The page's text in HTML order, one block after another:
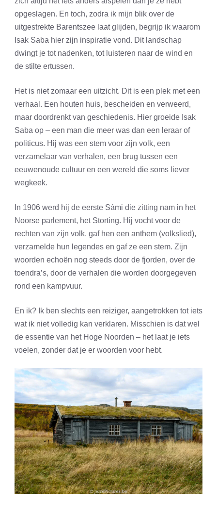
opgeslagen. En toch, zodra ik mijn blik over de
uitgestrekte Barentszee laat glijden, begrijp ik waarom
Isak Saba hier zijn inspiratie vond. Dit landschap
dwingt je tot nadenken, tot luisteren naar de wind en
de stilte ertussen.
Het is niet zomaar een uitzicht. Dit is een plek met een
verhaal. Een houten huis, bescheiden en verweerd,
maar doordrenkt van geschiedenis. Hier groeide Isak
Saba op – een man die meer was dan een leraar of
politicus. Hij was een stem voor zijn volk, een
verzamelaar van verhalen, een brug tussen een
eeuwenoude cultuur en een wereld die soms liever
wegkeek.
In 1906 werd hij de eerste Sámi die zitting nam in het
Noorse parlement, het Storting. Hij vocht voor de
rechten van zijn volk, gaf hen een anthem (volkslied),
verzamelde hun legendes en gaf ze een stem. Zijn
woorden echoën nog steeds door de fjorden, over de
toendra’s, door de verhalen die worden doorgegeven
rond een kampvuur.
En ik? Ik ben slechts een reiziger, aangetrokken tot iets
wat ik niet volledig kan verklaren. Misschien is dat wel
de essentie van het Hoge Noorden – het laat je iets
voelen, zonder dat je er woorden voor hebt.